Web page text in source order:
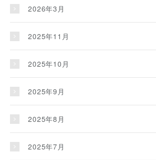
2026年3月
2025年11月
2025年10月
2025年9月
2025年8月
2025年7月